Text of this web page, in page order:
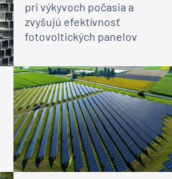
pri výkyvoch počasia a
zvyšujú efektívnosť
fotovoltických panelov